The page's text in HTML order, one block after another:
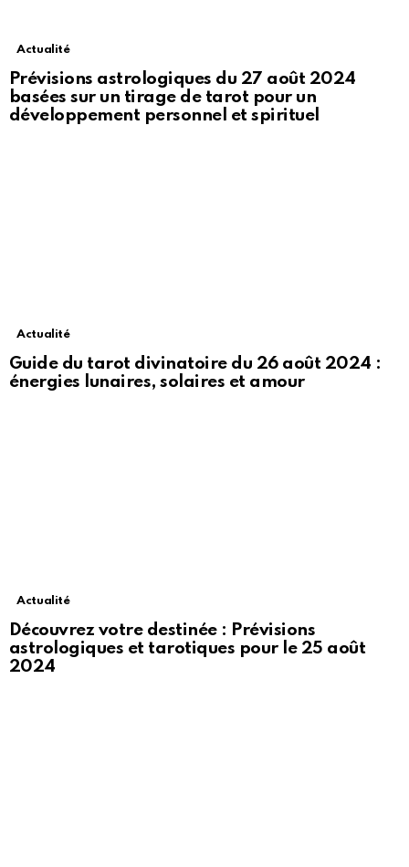
Actualité
Prévisions astrologiques du 27 août 2024
basées sur un tirage de tarot pour un
développement personnel et spirituel
Actualité
Guide du tarot divinatoire du 26 août 2024 :
énergies lunaires, solaires et amour
Actualité
Découvrez votre destinée : Prévisions
astrologiques et tarotiques pour le 25 août
2024